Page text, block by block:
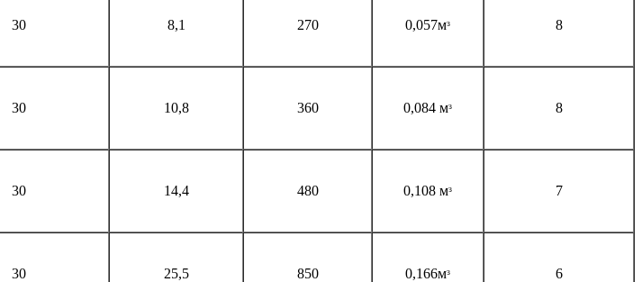
30 8,1 270 0,057мᶟ 8
30 10,8 360 0,084 мᶟ 8
30 14,4 480 0,108 мᶟ 7
30 25,5 850 0,166мᶟ 6